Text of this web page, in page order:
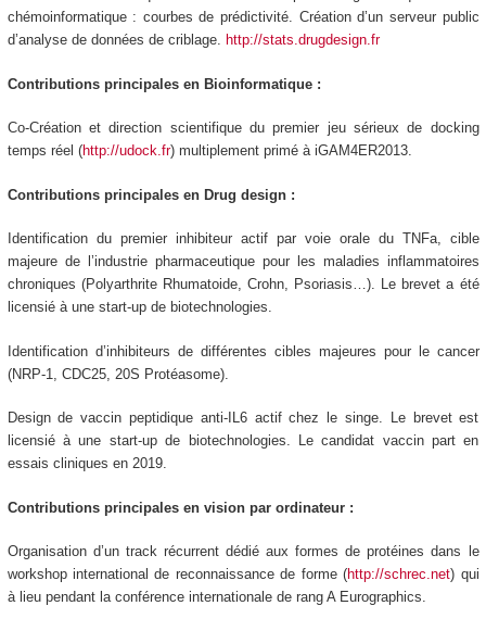
chémoinformatique : courbes de prédictivité. Création d’un serveur public
d’analyse de données de criblage. http://stats.drugdesign.fr
Contributions principales en Bioinformatique :
Co-Création et direction scientifique du premier jeu sérieux de docking
temps réel (http://udock.fr) multiplement primé à iGAM4ER2013.
Contributions principales en Drug design :
Identification du premier inhibiteur actif par voie orale du TNFa, cible
majeure de l’industrie pharmaceutique pour les maladies inflammatoires
chroniques (Polyarthrite Rhumatoide, Crohn, Psoriasis…). Le brevet a été
licensié à une start-up de biotechnologies.
Identification d’inhibiteurs de différentes cibles majeures pour le cancer
(NRP-1, CDC25, 20S Protéasome).
Design de vaccin peptidique anti-IL6 actif chez le singe. Le brevet est
licensié à une start-up de biotechnologies. Le candidat vaccin part en
essais cliniques en 2019.
Contributions principales en vision par ordinateur :
Organisation d’un track récurrent dédié aux formes de protéines dans le
workshop international de reconnaissance de forme (http://schrec.net) qui
à lieu pendant la conférence internationale de rang A Eurographics.